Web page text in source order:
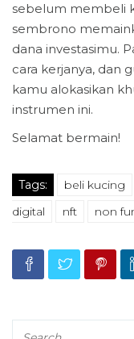
sebelum membeli
sembrono
dana investasimu.
cara kerjanya, dan
kamu alokasikan
instrumen ini.
Selamat bermain!
Tags: beli kucing
digital
nft non